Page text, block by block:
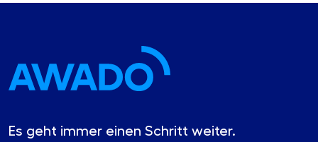
Es geht immer einen Schritt weiter.